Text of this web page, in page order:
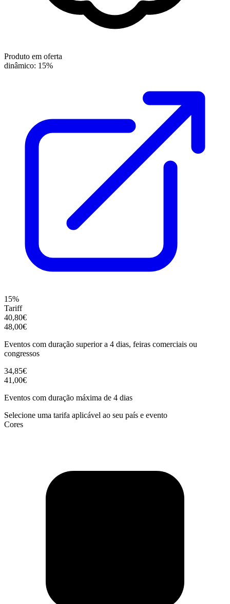
Produto em oferta
dinâmico: 15%
15%
Tariff
40,80€
48,00€
Eventos com duração superior a 4 dias, feiras comerciais ou
congressos
34,85€
41,00€
Eventos com duração máxima de 4 dias
Selecione uma tarifa aplicável ao seu país e evento
Cores